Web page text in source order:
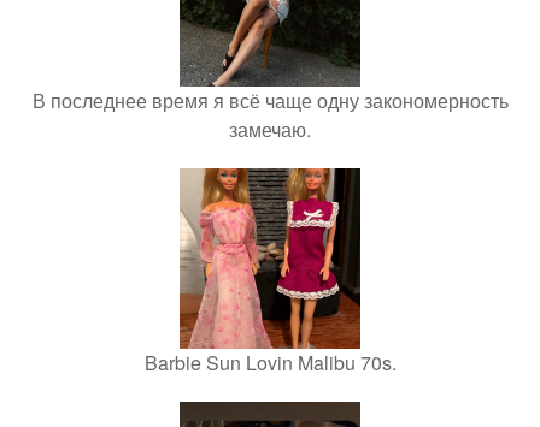
В последнее время я всё чаще одну закономерность
замечаю.
Barbie Sun Lovin Malibu 70s.